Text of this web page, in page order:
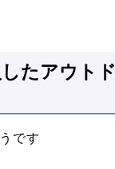
たアウト
です